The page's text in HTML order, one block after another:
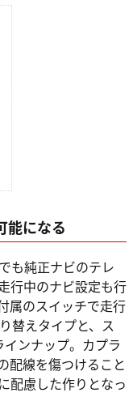
能になる
も純正ナビのテレ
行中のナビ設定も行
属のスイッチで走行
替えタイプと、ス
ンナップ。カプラ
配線を傷つけること
配慮した作りとなっ